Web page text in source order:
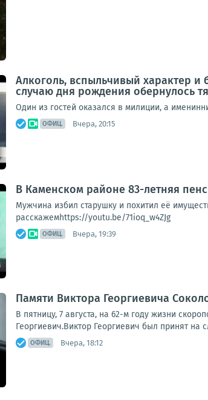
Алкоголь, вспыльчивый характер и
случаю дня рождения обернулось
Один из гостей оказался в милиции, а
ОФИЦ. Вчера, 20:15
В Каменском районе 83-летняя
Мужчина избил старушку и похитил её
расскажемhttps://youtu.be/71ioq_w4ZJg
ОФИЦ. Вчера, 19:39
Памяти Виктора Георгиевича
В пятницу, 7 августа, на 62-м году жизни
Георгиевич.Виктор Георгиевич был принят на
ОФИЦ. Вчера, 18:12